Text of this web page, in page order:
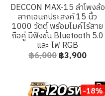
DECCON MAX-15 ลำโพงล้อ
ลากเอนกประสงค์ 15 นิ้ว
1000 วัตต์ พร้อมไมค์ไร้สาย
ถือคู่ มีฟังชั่น Bluetooth 5.0
และ ไฟ RGB
฿6,000 ฿3,900
-18%